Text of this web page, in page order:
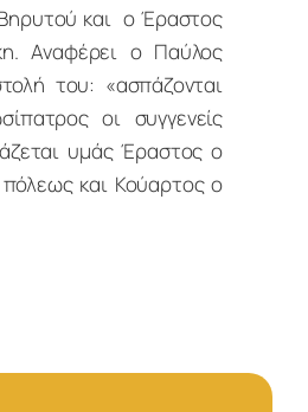
και ο Έραστος
Αναφέρει ο Παύλος
του: «ασπάζονται
οι συγγενείς
υμάς Έραστος ο
και Κούαρτος ο